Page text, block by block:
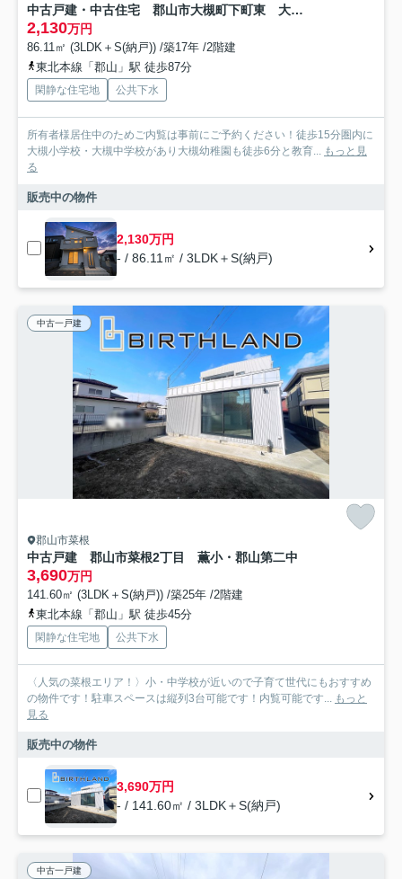
中古戸建・中古住宅 郡山市大槻町下町東 大槻小学校・大槻中学校
2,130万円
86.11㎡ (3LDK＋S(納戸)) /築17年 /2階建
東北本線「郡山」駅 徒歩87分
閑静な住宅地 公共下水
所有者様居住中のためご内覧は事前にご予約ください！徒歩15分圏内に
大槻小学校・大槻中学校があり大槻幼稚園も徒歩6分と教育...
もっと見
る
販売中の物件
2,130万円
- / 86.11㎡ / 3LDK＋S(納戸)
中古一戸建
郡山市菜根
中古戸建 郡山市菜根2丁目 薫小・郡山第二中
3,690万円
141.60㎡ (3LDK＋S(納戸)) /築25年 /2階建
東北本線「郡山」駅 徒歩45分
閑静な住宅地 公共下水
〈人気の菜根エリア！〉小・中学校が近いので子育て世代にもおすすめ
の物件です！駐車スペースは縦列3台可能です！内覧可能です...
もっと
見る
販売中の物件
3,690万円
- / 141.60㎡ / 3LDK＋S(納戸)
中古一戸建